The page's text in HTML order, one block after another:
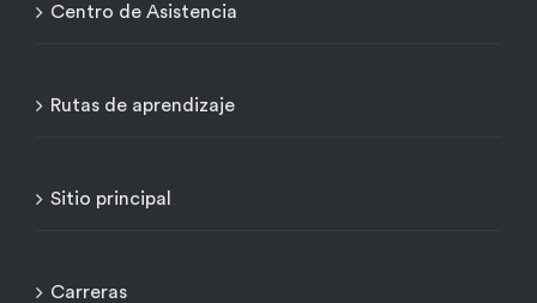
Centro de Asistencia
Rutas de aprendizaje
Sitio principal
Carreras